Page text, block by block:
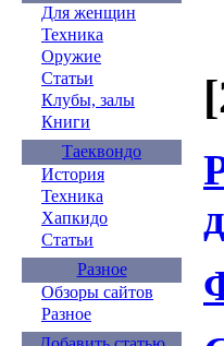
Для женщин
Техника
Оружие
Статьи
Клубы, залы
Книги
Таеквондо
История
Техника
Хапкидо
Статьи
Разное
Обзоры сайтов
Разное